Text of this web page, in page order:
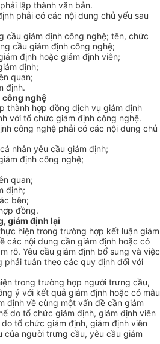
lập thành văn bản.
phải có các nội dung chủ yếu sau
cầu giám định công nghệ; tên, chức
cầu giám định công nghệ;
định hoặc giám định viên;
định;
quan;
định.
công nghệ
thành hợp đồng dịch vụ giám định
với tổ chức giám định công nghệ.
công nghệ phải có các nội dung chủ
nhân yêu cầu giám định;
định công nghệ;
quan;
định;
bên;
đồng.
giám định lại
hiện trong trường hợp kết luận giám
các nội dung cần giám định hoặc có
rõ. Yêu cầu giám định bổ sung và việc
phải tuân theo các quy định đối với
trong trường hợp người trưng cầu,
ý với kết quả giám định hoặc có mâu
định về cùng một vấn đề cần giám
do tổ chức giám định, giám định viên
tổ chức giám định, giám định viên
của người trưng cầu, yêu cầu giám